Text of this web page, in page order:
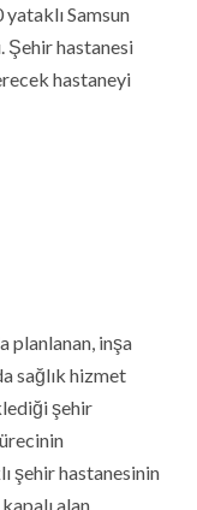
Samsun
Şehir hastanesi
hastaneyi
alan
merkezi
araştırma
farklı
kompleks niteliği